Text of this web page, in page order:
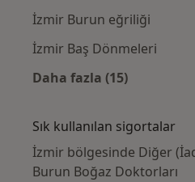
İzmir Burun eğriliği
İzmir Baş Dönmeleri
Daha fazla (15)
Sık kullanılan sigortalar
İzmir bölgesinde Diğer
Burun Boğaz Doktorları